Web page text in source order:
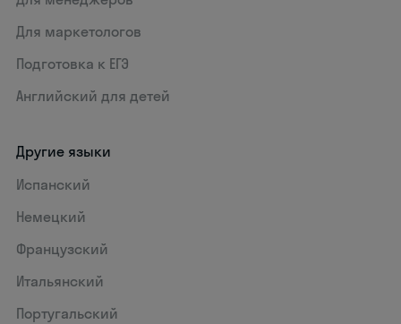
Для маркетологов
Подготовка к ЕГЭ
Английский для детей
Другие языки
Испанский
Немецкий
Французский
Итальянский
Португальский